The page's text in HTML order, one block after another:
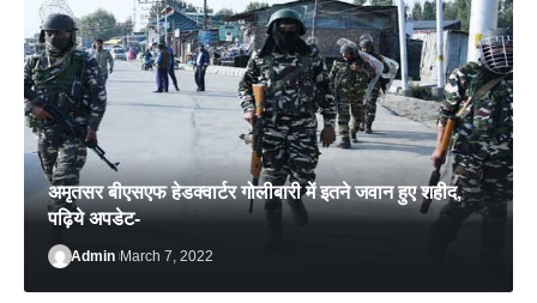
अमृतसर बीएसएफ हेडक्वार्टर गोलीबारी में इतने जवान हुए शहीद,
पढ़िये अपडेट-
Admin March 7, 2022